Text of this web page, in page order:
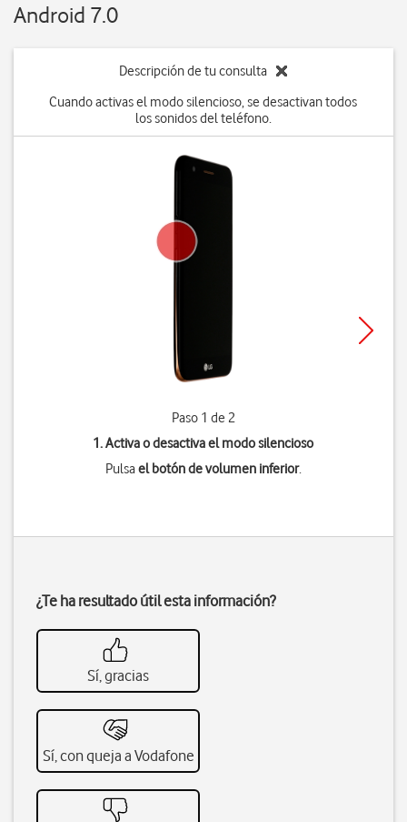
Android 7.0
Descripción de tu consulta
Cuando activas el modo silencioso, se desactivan todos
los sonidos del teléfono.
Paso 1 de 2
1. Activa o desactiva el modo silencioso
Pulsael botón de volumen inferior.
¿Te ha resultado útil esta información?
Sí, gracias
Sí, con queja a Vodafone